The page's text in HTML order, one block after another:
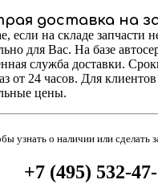
доставка на
если на складе запчасти
для Вас. На базе
служба доставки.
от 24 часов. Для клиентов
цены.
узнать о наличии или сделать
+7 (495) 532-